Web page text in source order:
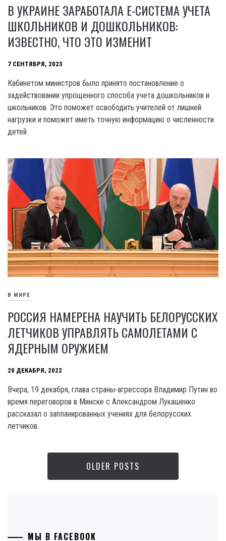
В УКРАИНЕ ЗАРАБОТАЛА Е-СИСТЕМА УЧЕТА
ШКОЛЬНИКОВ И ДОШКОЛЬНИКОВ:
ИЗВЕСТНО, ЧТО ЭТО ИЗМЕНИТ
7 СЕНТЯБРЯ, 2023
Кабинетом министров было принято постановление о
задействовании упрощенного способа учета дошкольников и
школьников. Это поможет освободить учителей от лишней
нагрузки и поможет иметь точную информацию о численности
детей.
В МИРЕ
РОССИЯ НАМЕРЕНА НАУЧИТЬ БЕЛОРУССКИХ
ЛЕТЧИКОВ УПРАВЛЯТЬ САМОЛЕТАМИ С
ЯДЕРНЫМ ОРУЖИЕМ
20 ДЕКАБРЯ, 2022
Вчера, 19 декабря, глава страны-агрессора Владимир Путин во
время переговоров в Минске с Александром Лукашенко
рассказал о запланированных учениях для белорусских
летчиков.
OLDER POSTS
МЫ В FACEBOOK